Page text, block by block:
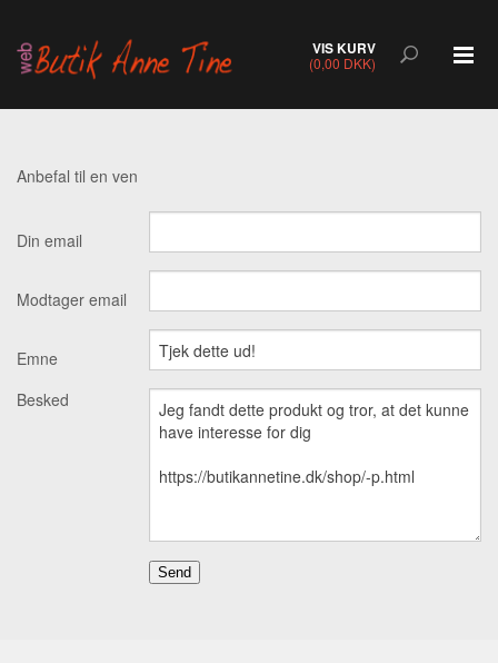
VIS KURV
(0,00 DKK)
Anbefal til en ven
Din email
Modtager email
Emne
Besked